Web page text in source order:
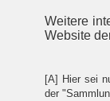
Weitere
Website
[A] Hier sei
der